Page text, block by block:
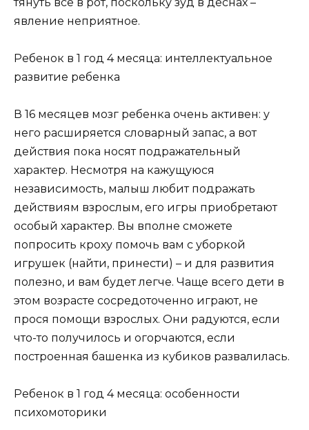
явление неприятное.
Ребенок в 1 год 4 месяца: интеллектуальное
развитие ребенка
В 16 месяцев мозг ребенка очень активен: у
него расширяется словарный запас, а вот
действия пока носят подражательный
характер. Несмотря на кажущуюся
независимость, малыш любит подражать
действиям взрослым, его игры приобретают
особый характер. Вы вполне сможете
попросить кроху помочь вам с уборкой
игрушек (найти, принести) – и для развития
полезно, и вам будет легче. Чаще всего дети в
этом возрасте сосредоточенно играют, не
прося помощи взрослых. Они радуются, если
что-то получилось и огорчаются, если
построенная башенка из кубиков развалилась.
Ребенок в 1 год 4 месяца: особенности
психомоторики